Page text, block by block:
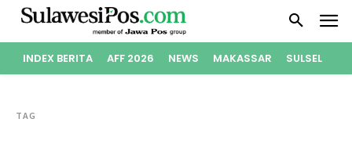
INDEX BERITA AFF 2026 NEWS MAKASSAR SULSEL
TAG